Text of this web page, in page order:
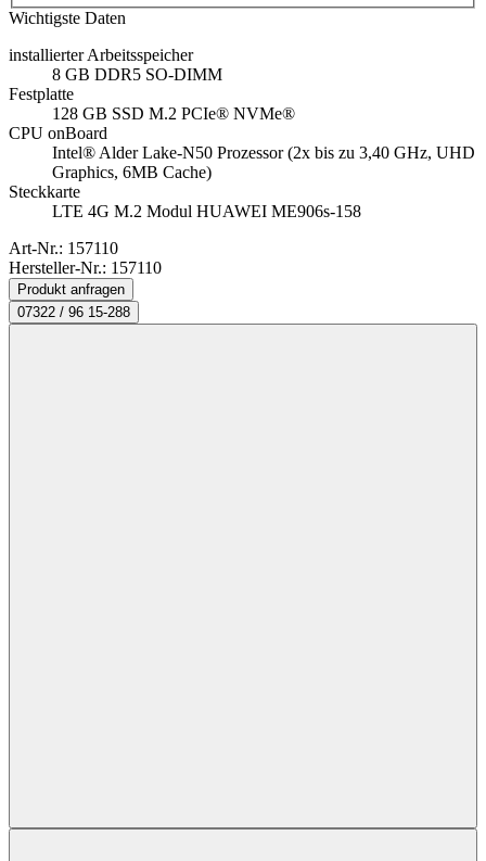
Wichtigste Daten
installierter Arbeitsspeicher
8 GB DDR5 SO-DIMM
Festplatte
128 GB SSD M.2 PCIe® NVMe®
CPU onBoard
Intel® Alder Lake-N50 Prozessor (2x bis zu 3,40 GHz, UHD
Graphics, 6MB Cache)
Steckkarte
LTE 4G M.2 Modul HUAWEI ME906s-158
Art-Nr.: 157110
Hersteller-Nr.: 157110
Produkt anfragen
07322 / 96 15-288